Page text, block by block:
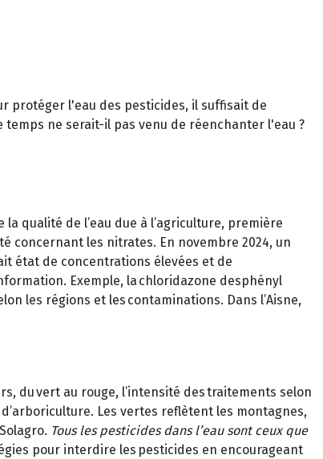
protéger l'eau des pesticides, il suffisait de
temps ne serait-il pas venu de réenchanter l'eau ?
qualité de l’eau due à l’agriculture, première
concernant les nitrates. En novembre 2024, un
état de concentrations élevées et de
Exemple, la chloridazone desphényl
les régions et les contaminations. Dans l’Aisne,
du vert au rouge, l’intensité des traitements selon
Les vertes reflètent les montagnes,
Tous les pesticides dans l’eau sont ceux que
pour interdire les pesticides en encourageant